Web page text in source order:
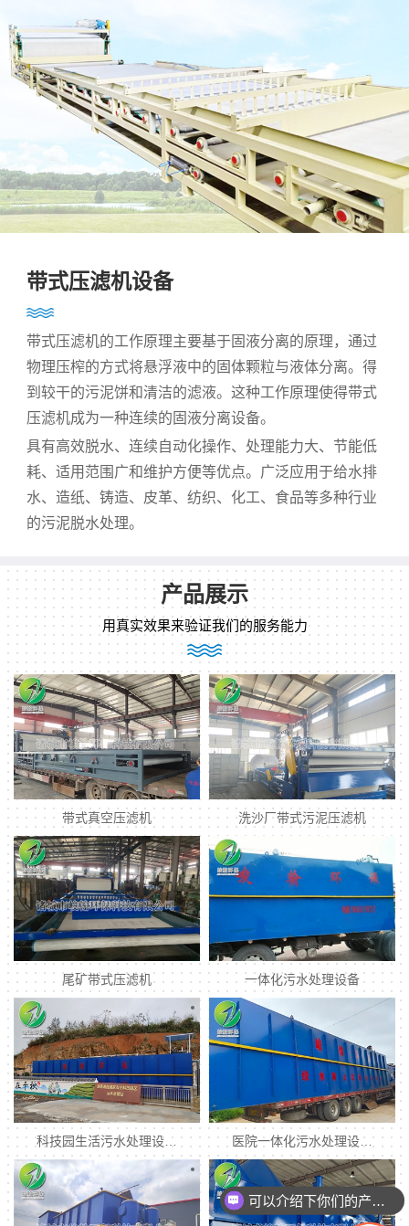
带式压滤机设备
带式压滤机的工作原理主要基于固液分离的原理，通过
物理压榨的方式将悬浮液中的固体颗粒与液体分离。得
到较干的污泥饼和清洁的滤液。这种工作原理使得带式
压滤机成为一种连续的固液分离设备。
具有高效脱水、连续自动化操作、处理能力大、节能低
耗、适用范围广和维护方便等优点。广泛应用于给水排
水、造纸、铸造、皮革、纺织、化工、食品等多种行业
的污泥脱水处理。
产品展示
用真实效果来验证我们的服务能力
带式真空压滤机 洗沙厂带式污泥压滤机
尾矿带式压滤机 一体化污水处理设备
科技园生活污水处理设… 医院一体化污水处理设…
可以介绍下你们的产品么
你们是怎么收费的呢